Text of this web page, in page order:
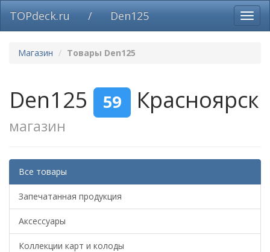
TOPdeck.ru / Den125
Магазин Товары Den125
Den125 59 Красноярск
магазин
Все товары
Запечатанная продукция
Аксессуары
Коллекции карт и колоды